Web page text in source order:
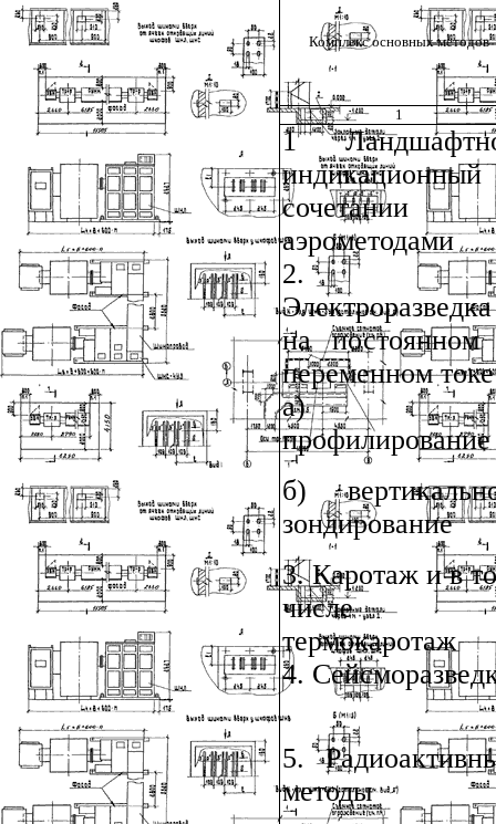
Комплекс основных методов
1
1
сочетании
аэрометодами
2.
Электроразведка
на постоянном
переменном токе
а)
профилирование
б)
зондирование
3. Каротаж и в
числе
термокаротаж
4.
5.
методы